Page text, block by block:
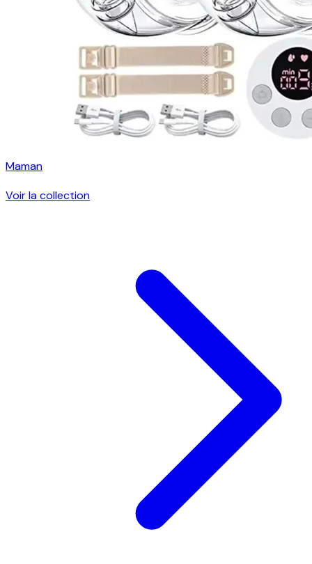
Maman
Voir la collection